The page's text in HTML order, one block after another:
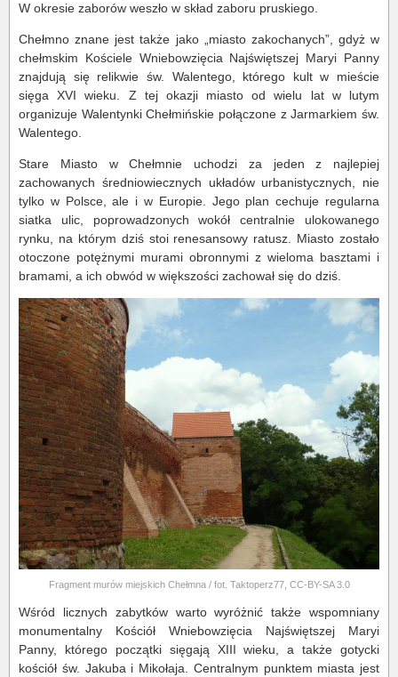
W okresie zaborów weszło w skład zaboru pruskiego.
Chełmno znane jest także jako „miasto zakochanych”, gdyż w
chełmskim Kościele Wniebowzięcia Najświętszej Maryi Panny
znajdują się relikwie św. Walentego, którego kult w mieście
sięga XVI wieku. Z tej okazji miasto od wielu lat w lutym
organizuje Walentynki Chełmińskie połączone z Jarmarkiem św.
Walentego.
Stare Miasto w Chełmnie uchodzi za jeden z najlepiej
zachowanych średniowiecznych układów urbanistycznych, nie
tylko w Polsce, ale i w Europie. Jego plan cechuje regularna
siatka ulic, poprowadzonych wokół centralnie ulokowanego
rynku, na którym dziś stoi renesansowy ratusz. Miasto zostało
otoczone potężnymi murami obronnymi z wieloma basztami i
bramami, a ich obwód w większości zachował się do dziś.
Fragment murów miejskich Chełmna / fot. Taktoperz77, CC-BY-SA 3.0
Wśród licznych zabytków warto wyróżnić także wspomniany
monumentalny Kościół Wniebowzięcia Najświętszej Maryi
Panny, którego początki sięgają XIII wieku, a także gotycki
kościół św. Jakuba i Mikołaja. Centralnym punktem miasta jest